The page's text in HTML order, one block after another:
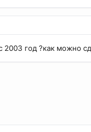
год ?как можно